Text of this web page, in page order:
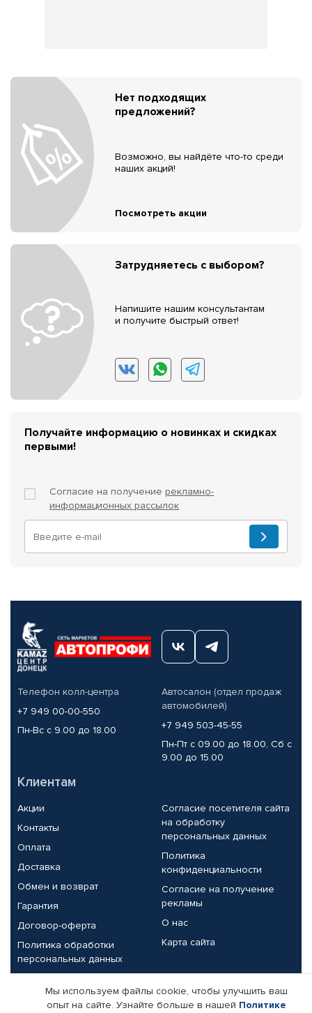
Нет подходящих
предложений?
Возможно, вы найдёте что-то среди
наших акций!
Посмотреть акции
Затрудняетесь с выбором?
Напишите нашим консультантам
и получите быстрый ответ!
Получайте информацию о новинках и скидках
первыми!
Согласие на получение рекламно-
информационных рассылок
Телефон колл-центра
+7 949 00-00-550
Пн-Вс с 9.00 до 18.00
Автосалон (отдел продаж
автомобилей)
+7 949 503-45-55
Пн-Пт с 09.00 до 18.00, Сб с
9.00 до 15.00
Клиентам
Акции
Контакты
Оплата
Доставка
Обмен и возврат
Гарантия
Договор-оферта
Политика обработки
персональных данных
Согласие посетителя сайта
на обработку
персональных данных
Политика
конфиденциальности
Согласие на получение
рекламы
О нас
Карта сайта
Партнерам
Мы используем файлы cookie, чтобы улучшить ваш
опыт на сайте. Узнайте больше в нашей Политике